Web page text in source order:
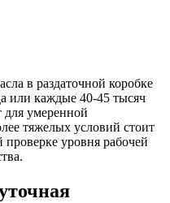
в раздаточной коробке
или каждые 40-45 тысяч
для умеренной
тяжелых условий стоит
проверке уровня рабочей